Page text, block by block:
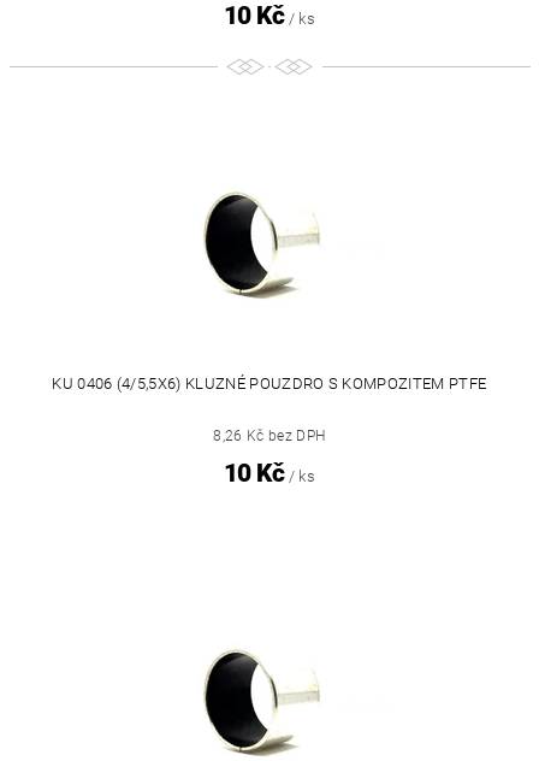
10 Kč / ks
KU 0406 (4/5,5X6) KLUZNÉ POUZDRO S KOMPOZITEM PTFE
8,26 Kč bez DPH
10 Kč / ks